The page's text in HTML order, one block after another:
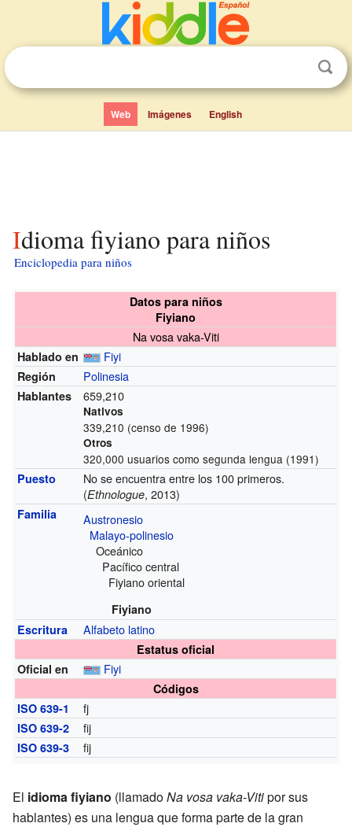
Web Imágenes English
Idioma fiyiano para niños
Enciclopedia para niños
Datos para niños
Fiyiano
Na vosa vaka-Viti
Hablado en Fiyi
Región Polinesia
Hablantes 659,210
Nativos
339,210 (censo de 1996)
Otros
320,000 usuarios como segunda lengua (1991)
Puesto
No se encuentra entre los 100 primeros.
(Ethnologue, 2013)
Familia
Austronesio
Malayo-polinesio
Oceánico
Pacífico central
Fiyiano oriental
Fiyiano
Escritura
Alfabeto latino
Estatus oficial
Oficial en
Fiyi
Códigos
ISO 639-1
fj
ISO 639-2 fij
ISO 639-3 fij
El idioma fiyiano (llamadoNa vosa vaka-Vitipor sus
hablantes) es una lengua que forma parte de la gran